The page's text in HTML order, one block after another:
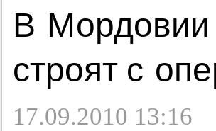
В Мордовии
строят с
17.09.2010 13:16